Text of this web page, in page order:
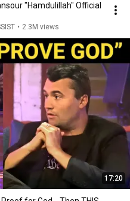
"Hamdulillah" Official
• 2.3M views
17:20